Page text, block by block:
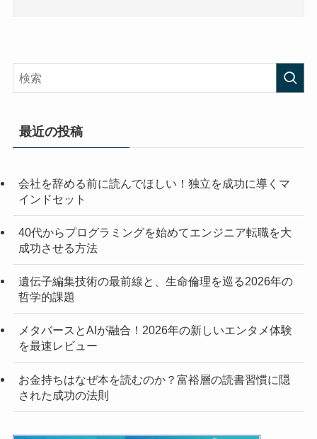
最近の投稿
会社を辞める前に読んでほしい！独立を成功に導くマ
インドセット
40代からプログラミングを始めてエンジニア転職を大
成功させる方法
遺伝子編集技術の最前線と、生命倫理を巡る2026年の
哲学的課題
メタバースとAIが融合！2026年の新しいエンタメ体験
を最速レビュー
お金持ちはなぜ本を読むのか？富裕層の読書習慣に隠
された成功の法則